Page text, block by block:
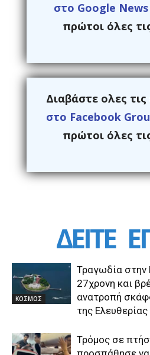
στο Google News
πρώτοι όλες
Διαβάστε ολες τις
στο Facebook
πρώτοι όλες
ΔΕΙΤΕ
ΚΟΣΜΟΣ
Τραγωδία στην
27χρονη και
ανατροπή
της Ελευθερίας
Τρόμος σε